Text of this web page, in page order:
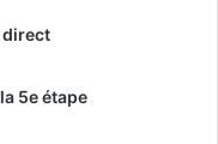
direct
5e étape